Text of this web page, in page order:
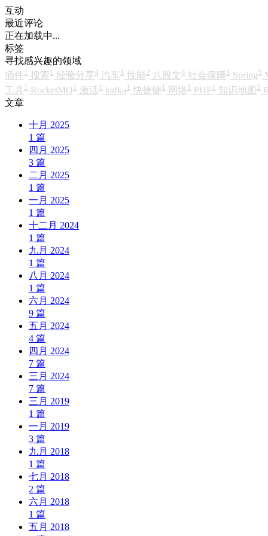
互动
最近评论
正在加载中...
标签
寻找感兴趣的领域
插件 1 搜索 1 经验分享4 汽车 1 性能2 八股文4 社会保障 1 Spring5
工具 1 RocketMQ 1 激活 1 kafka 1 快捷键 1 网络 1 PHP 1 知识地图 2
文章
十月 2025
1 篇
四月 2025
3 篇
二月 2025
1 篇
一月 2025
1 篇
十二月 2024
1 篇
九月 2024
1 篇
八月 2024
1 篇
六月 2024
9 篇
五月 2024
4 篇
四月 2024
7 篇
三月 2024
7 篇
三月 2019
1 篇
一月 2019
3 篇
九月 2018
1 篇
七月 2018
2 篇
六月 2018
1 篇
五月 2018